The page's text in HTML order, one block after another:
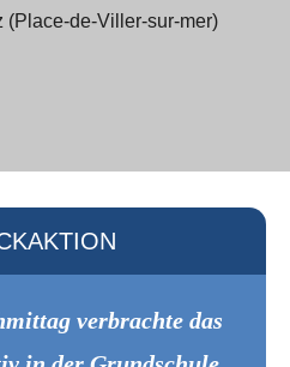
(Place-de-Viller-sur-mer)
verbrachte das